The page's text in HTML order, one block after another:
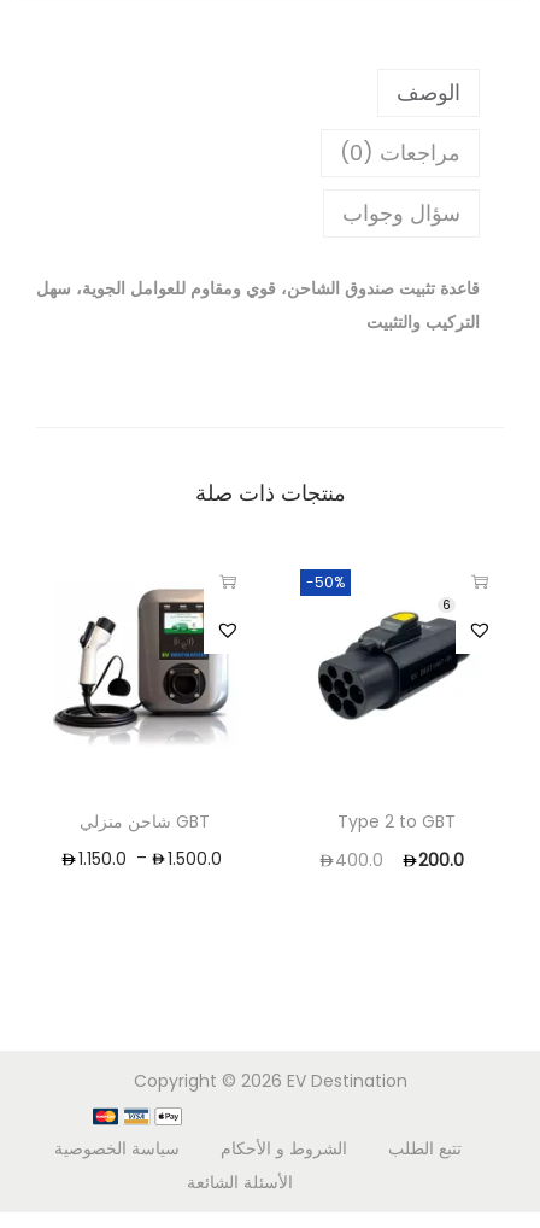
الوصف
مراجعات (0)
سؤال وجواب
قاعدة تثبيت صندوق الشاحن، قوي ومقاوم للعوامل الجوية، سهل
التركيب والتثبيت
منتجات ذات صلة
شاحن منزلي GBT
1.150.0 – 1.500.0
-50%
6
Type 2 to GBT
400.0
200.0
Copyright © 2026 EV Destination
تتبع الطلب الشروط و الأحكام
سياسة الخصوصية
الأسئلة الشائعة